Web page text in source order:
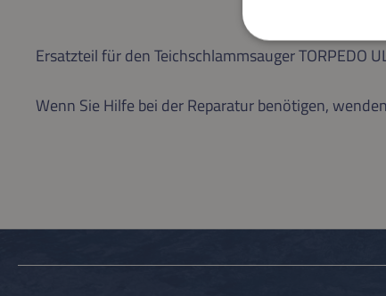
Ersatzteil für den Teichschlammsauger TORPEDO
Wenn Sie Hilfe bei der Reparatur benötigen,